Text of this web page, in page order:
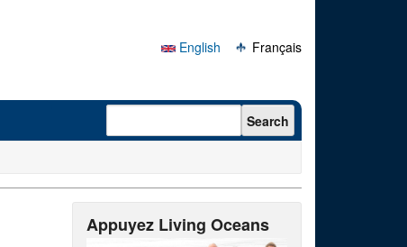
English
Français
Search form Search
Appuyez Living Oceans